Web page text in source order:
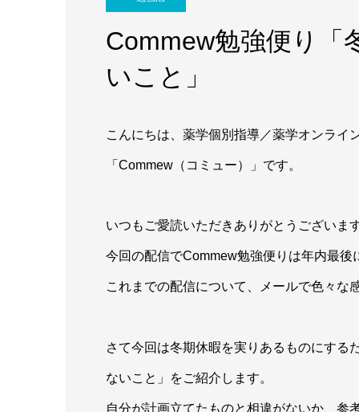
Commew勉強便り「
いこと」
こんにちは、薬学個別指導／薬学オンライ
「Commew（コミュー）」です。
いつもご愛読いただきありがとうございま
今回の配信でCommew勉強便りは年内最後
これまでの配信について、メールで色々な
さて今回は冬期休暇を実りあるものにする
ないこと」をご紹介します。
自分が計画立てたものと相違がないか、参